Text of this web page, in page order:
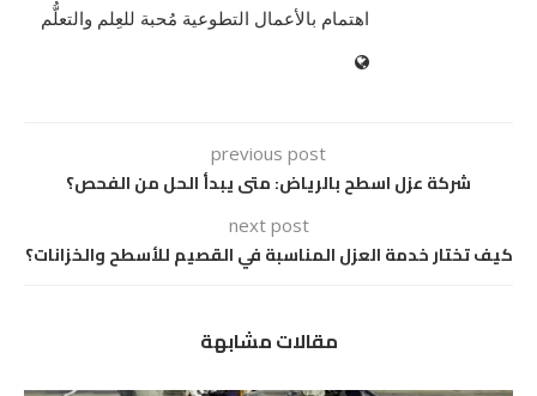
اهتمام بالأعمال التطوعية مُحبة للعِلم والتعلُّم
previous post
شركة عزل اسطح بالرياض: متى يبدأ الحل من الفحص؟
next post
كيف تختار خدمة العزل المناسبة في القصيم للأسطح والخزانات؟
مقالات مشابهة